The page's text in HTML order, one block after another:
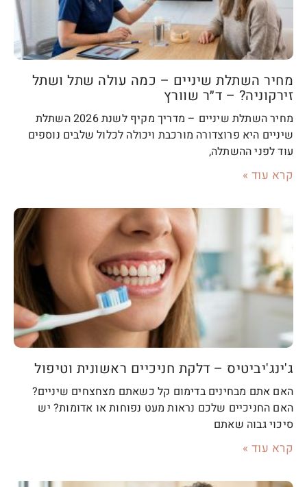
מחיר השתלת שיניים – כמה עולה שתל ושתל
זירקוניה? – ד״ר שוורץ
מחיר השתלת שיניים – מדריך מקיף לשנת 2026 השתלת
שיניים היא פרוצדורה מורכבת ויכולה לכלול שלבים נוספים
עוד לפני ההשתלה,
קרא עוד »
ג'ינג'יביטיס – דלקת חניכיים ראשונית וטיפול
האם אתם מבחינים בדימום קל כשאתם מצחצחים שיניים?
האם החניכיים שלכם נראות מעט נפוחות או אדומות? יש
סיכוי גבוה שאתם
קרא עוד »